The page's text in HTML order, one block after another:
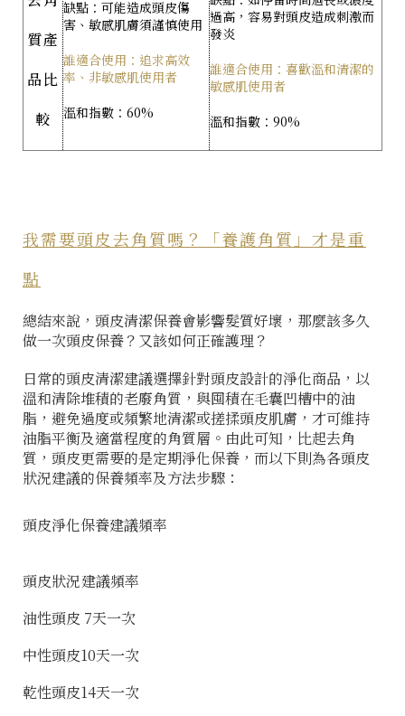
質產
品比
較
缺點：可能造成頭皮傷
害、敏感肌膚須謹慎使用
誰適合使用：追求高效
率、非敏感肌使用者
溫和指數：60%
過高，容易對頭皮造成刺激而
發炎
誰適合使用：喜歡溫和清潔的
敏感肌使用者
溫和指數：90%
我需要頭皮去角質嗎？「養護角質」才是重
點
總結來說，頭皮清潔保養會影響髮質好壞，那麼該多久
做一次頭皮保養？又該如何正確護理？
日常的頭皮清潔建議選擇針對頭皮設計的淨化商品，以
溫和清除堆積的老廢角質，與囤積在毛囊凹槽中的油
脂，避免過度或頻繁地清潔或搓揉頭皮肌膚，才可維持
油脂平衡及適當程度的角質層。由此可知，比起去角
質，頭皮更需要的是定期淨化保養，而以下則為各頭皮
狀況建議的保養頻率及方法步驟：
頭皮淨化保養建議頻率
頭皮狀況建議頻率
油性頭皮 7天一次
中性頭皮10天一次
乾性頭皮14天一次